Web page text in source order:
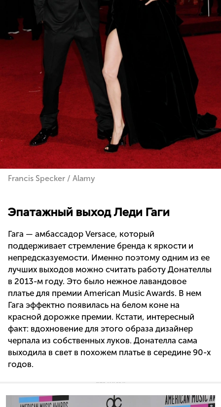
Francis Specker / Alamy
Эпатажный выход Леди Гаги
Гага — амбассадор Versace, который
поддерживает стремление бренда к яркости и
непредсказуемости. Именно поэтому одним из ее
лучших выходов можно считать работу Донателлы
в 2013-м году. Это было нежное лавандовое
платье для премии American Music Awards. В нем
Гага эффектно появилась на белом коне на
красной дорожке премии. Кстати, интересный
факт: вдохновение для этого образа дизайнер
черпала из собственных луков. Донателла сама
выходила в свет в похожем платье в середине 90-х
годов.